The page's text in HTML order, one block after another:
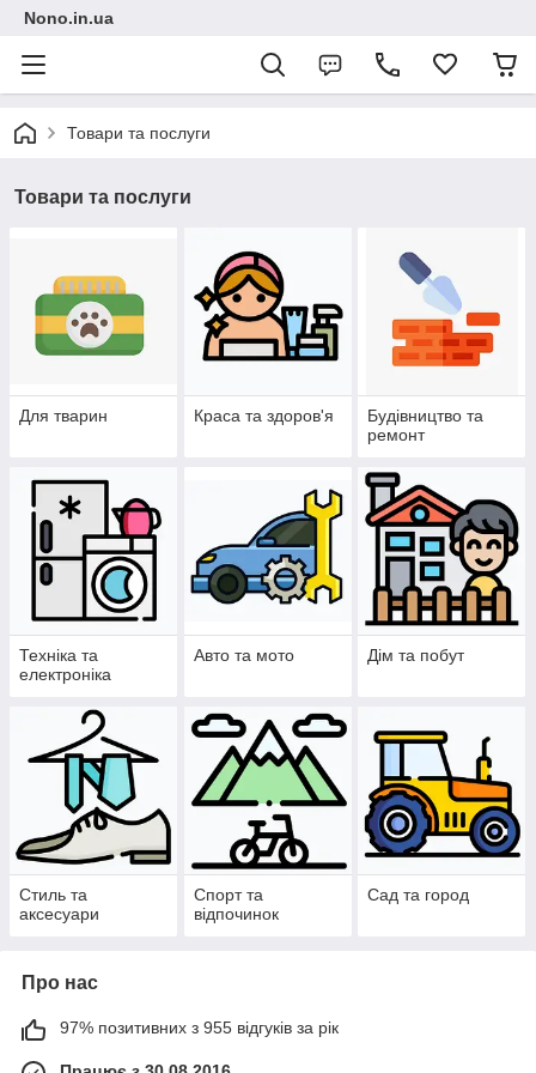
Nono.in.ua
Товари та послуги
Товари та послуги
Для тварин Краса та здоров'я
Будівництво та
ремонт
Техніка та
електроніка
Авто та мото Дім та побут
Стиль та
аксесуари
Спорт та
відпочинок
Сад та город
Про нас
97% позитивних з 955 відгуків за рік